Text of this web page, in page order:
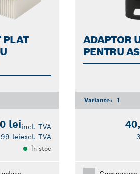
PLAT
leiincl. TVA
leiexcl. TVA
În stoc
ADAPTOR
PENTRU
Variante: 1